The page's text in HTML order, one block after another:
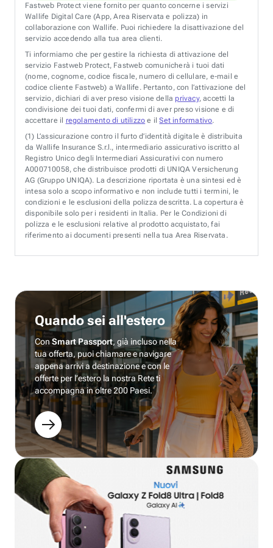
Fastweb Protect viene fornito per quanto concerne i servizi
Wallife Digital Care (App, Area Riservata e polizza) in
collaborazione con Wallife. Puoi richiedere la disattivazione del
servizio accedendo alla tua area clienti.
Ti informiamo che per gestire la richiesta di attivazione del
servizio Fastweb Protect, Fastweb comunicherà i tuoi dati
(nome, cognome, codice fiscale, numero di cellulare, e-mail e
codice cliente Fastweb) a Wallife. Pertanto, con l’attivazione del
servizio, dichiari di aver preso visione della privacy, accetti la
condivisione dei tuoi dati, confermi di aver preso visione e di
accettare il regolamento di utilizzo e ilSet informativo.
(1) L’assicurazione contro il furto d’identità digitale è distribuita
da Wallife Insurance S.r.l., intermediario assicurativo iscritto al
Registro Unico degli Intermediari Assicurativi con numero
A000710058, che distribuisce prodotti di UNIQA Versicherung
AG (Gruppo UNIQA). La descrizione riportata è una sintesi ed è
intesa solo a scopo informativo e non include tutti i termini, le
condizioni e le esclusioni della polizza descritta. La copertura è
disponibile solo per i residenti in Italia. Per le Condizioni di
polizza e le esclusioni relative al prodotto acquistato, fai
riferimento ai documenti presenti nella tua Area Riservata.
Quando sei all'estero
ConSmart Passport, già incluso nella
tua offerta, puoi chiamare e navigare
appena arrivi a destinazione e con le
offerte per l’estero la nostra Rete ti
accompagna in oltre 200 Paesi.